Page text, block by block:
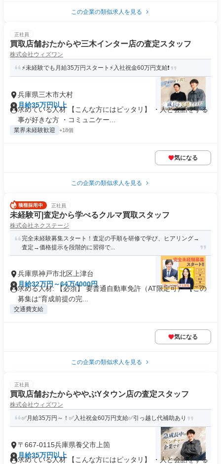
この企業の類似求人を見る
正社員
買取店舗おたからや三木インター店の査定スタッフ
株式会社ウィズワン
⚡未経験でも月給35万円スタート⚡入社祝金60万円支給❗
兵庫県三木市大村
月給35万円以上
求めている人材 【こんな方にはピッタリ】 ・人と会話をする
事が好きな方 ・コミュニケー...
業界未経験歓迎 +18個
気になる
この企業の類似求人を見る
正社員
未経験可|査定から学べるクルマ買取スタッフ
株式会社ネクステージ
完全未経験募集スタート！査定の手順を研修で学び、ヒアリング→
査定→価格提示を段階的に習得で...
兵庫県神戸市北区上津台
月給32万円～64万4000円
求める人材: 【必須】 要普通自動車免許（AT限定可） 【この
募集は“育成前提の完...
交通費支給
気になる
この企業の類似求人を見る
正社員
買取店舗おたからややぶYタウン店の査定スタッフ
株式会社ウィズワン
✅月給35万円～！✅入社祝金60万円支給✅引っ越し代補助あり
〒667-0115兵庫県養父市上箇
月給35万円以上
求めている人材 【こんな方にはピッタリ】 ・人と会話をする